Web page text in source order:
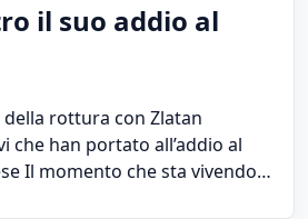
il suo addio al
della rottura con Zlatan
che han portato all’addio al
Il momento che sta vivendo…